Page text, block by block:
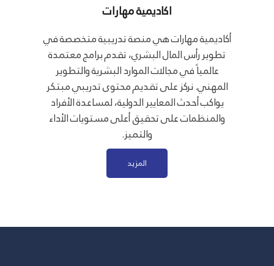
اكاديمية مهارات
أكاديمية مهارات هي منصة تدريبية متخصصة في
تطوير رأس المال البشري، تقدم برامج معتمدة
عالمياً في مجالات الموارد البشرية والتطوير
المهني. نركز على تقديم محتوى تدريبي مبتكر
يواكب أحدث المعايير الدولية، لمساعدة الأفراد
والمنظمات على تحقيق أعلى مستويات الأداء
والتميز.
المزيد